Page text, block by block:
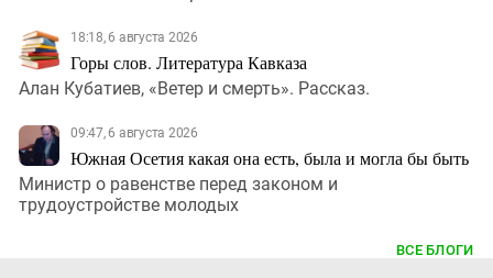
18:18, 6 августа 2026
Горы слов. Литература Кавказа
Алан Кубатиев, «Ветер и смерть». Рассказ.
09:47, 6 августа 2026
Южная Осетия какая она есть, была и могла бы быть
Министр о равенстве перед законом и
трудоустройстве молодых
ВСЕ БЛОГИ